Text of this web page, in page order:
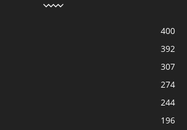
400
392
307
274
244
196